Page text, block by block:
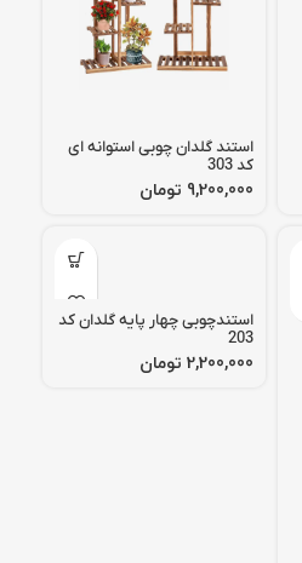
استند گلدان چوبی استوانه ای
کد 303
تومان
استندچوبی چهار پایه گلدان کد
203
تومان